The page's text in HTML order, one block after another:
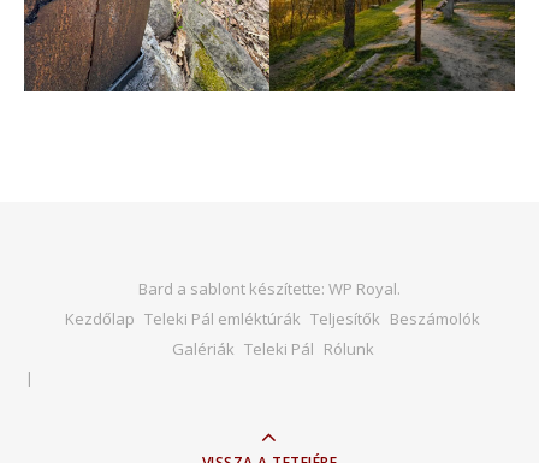
Bard a sablont készítette: WP Royal.
Kezdőlap Teleki Pál emléktúrák Teljesítők Beszámolók
Galériák Teleki Pál Rólunk